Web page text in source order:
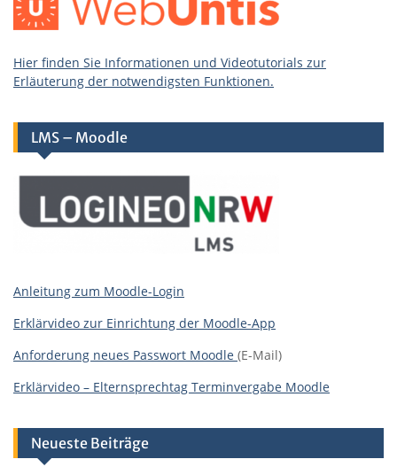
Hier finden Sie Informationen und Videotutorials zur
Erläuterung der notwendigsten Funktionen.
LMS – Moodle
Anleitung zum Moodle-Login
Erklärvideo zur Einrichtung der Moodle-App
Anforderung neues Passwort Moodle (E-Mail)
Erklärvideo – Elternsprechtag Terminvergabe Moodle
Neueste Beiträge